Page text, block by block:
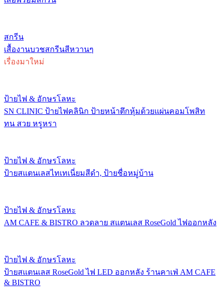
สกรีน
เสื้องานบวชสกรีนสีหวานๆ
เรื่องมาใหม่
ป้ายไฟ & อักษรโลหะ
SN CLINIC ป้ายไฟคลินิก ป้ายหน้าตึกหุ้มด้วยแผ่นคอมโพสิท
ทน สวย หรูหรา
ป้ายไฟ & อักษรโลหะ
ป้ายสแตนเลสไทเทเนี่ยมสีดำ, ป้ายชื่อหมู่บ้าน
ป้ายไฟ & อักษรโลหะ
AM CAFE & BISTRO ลวดลาย สแตนเลส RoseGold ไฟออกหลัง
ป้ายไฟ & อักษรโลหะ
ป้ายสแตนเลส RoseGold ไฟ LED ออกหลัง ร้านคาเฟ่ AM CAFE
& BISTRO